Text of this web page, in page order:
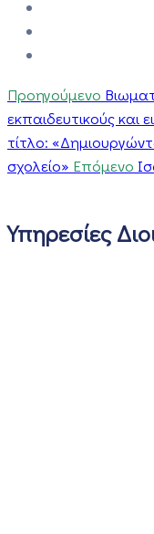
Προηγούμενο
εκπαιδευτικούς και
τίτλο:
σχολείο» Επόμενο
Υπηρεσίες